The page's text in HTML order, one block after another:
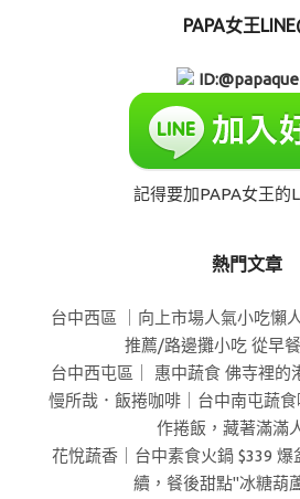
PAPA女王
記得要加PAPA女王的
熱門文章
台中西區 ｜向上市場人氣小吃懶
推薦/路邊攤小吃 從早
台中西屯區｜ 惠中蔬食 佛寺裡的
慢所哉．飯捲咖啡｜台中南屯蔬
作捲飯，藏著滿滿
花悅蔬香｜台中素食火鍋 $339
續，餐後甜點"冰糖葫